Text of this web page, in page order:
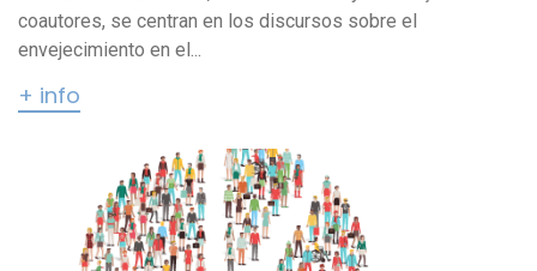
coautores, se centran en los discursos sobre el
envejecimiento en el...
+ info